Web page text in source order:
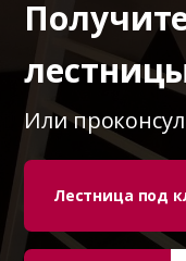
Или
Лестница под